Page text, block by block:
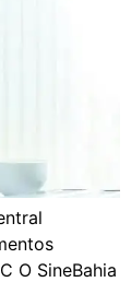
O SineBahia